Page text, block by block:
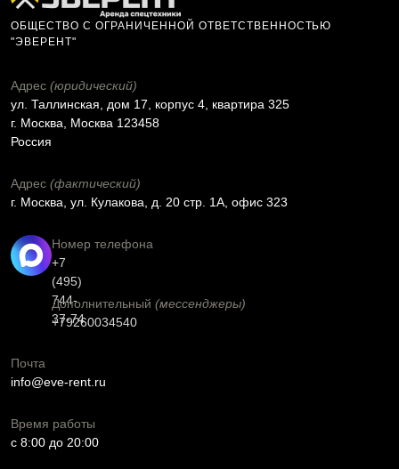
ОБЩЕСТВО С ОГРАНИЧЕННОЙ ОТВЕТСТВЕННОСТЬЮ
"ЭВЕРЕНТ"
Адрес (юридический)
ул. Таллинская, дом 17, корпус 4, квартира 325
г. Москва, Москва 123458
Россия
Адрес (фактический)
г. Москва, ул. Кулакова, д. 20 стр. 1А, офис 323
Номер телефона
+7
(495)
744-
37-74
Дополнительный (мессенджеры)
+79260034540
Почта
info@eve-rent.ru
Время работы
c 8:00 до 20:00